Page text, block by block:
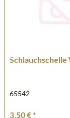
Schlauchschelle
65542
3,50 € *